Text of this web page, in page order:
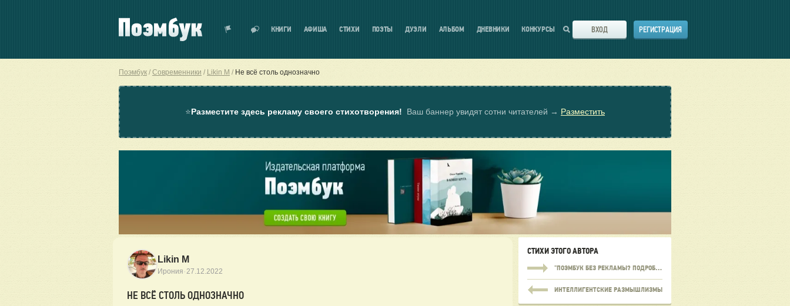
КНИГИ АФИША СТИХИ ПОЭТЫ ДУЭЛИ АЛЬБОМ ДНЕВНИКИ КОНКУРСЫ ВХОД РЕГИСТРАЦИЯ
Поэмбук Современники Likin M Не всё столь однозначно
⭐Разместите здесь рекламу своего стихотворения! Ваш баннер увидят сотни читателей → Разместить
Likin M
Ирония ·27.12.2022
НЕ ВСЁ СТОЛЬ ОДНОЗНАЧНО
СТИХИ ЭТОГО АВТОРА
"ПОЭМБУК БЕЗ РЕКЛАМЫ? ПОДРОБНЕЕ!"
ИНТЕЛЛИГЕНТСКИЕ РАЗМЫШЛИЗМЫ